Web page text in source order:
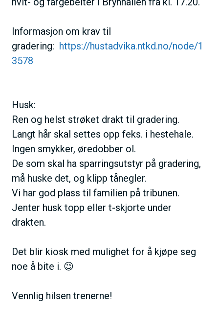
Informasjon om krav til
gradering: https://hustadvika.ntkd.no/node/1
3578
Husk:
Ren og helst strøket drakt til gradering.
Langt hår skal settes opp feks. i hestehale.
Ingen smykker, øredobber ol.
De som skal ha sparringsutstyr på gradering,
må huske det, og klipp tånegler.
Vi har god plass til familien på tribunen.
Jenter husk topp eller t-skjorte under
drakten.
Det blir kiosk med mulighet for å kjøpe seg
noe å bite i. 😉
Vennlig hilsen trenerne!